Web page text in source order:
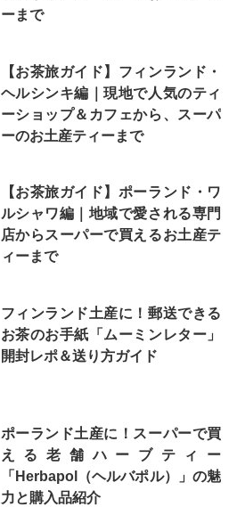
ーまで
【お茶旅ガイド】フィンランド・
ヘルシンキ編｜現地で人気のティ
ーショップ＆カフェから、スーパ
ーのお土産ティーまで
【お茶旅ガイド】ポーランド・ワ
ルシャワ編｜地域で愛される専門
店からスーパーで買えるお土産テ
ィーまで
フィンランド土産に！郵送できる
お茶のお手紙「ムーミンレター」
開封レポ＆送り方ガイド
ポーランド土産に！スーパーで買
える老舗ハーブティー
「Herbapol（ヘルバポル）」の魅
力と購入品紹介